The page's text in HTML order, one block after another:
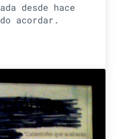
desde hace
acordar.